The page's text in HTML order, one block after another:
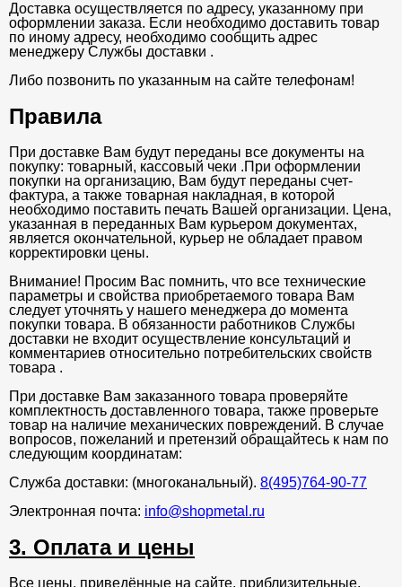
Доставка осуществляется по адресу, указанному при
оформлении заказа. Если необходимо доставить товар
по иному адресу, необходимо сообщить адрес
менеджеру Службы доставки .
Либо позвонить по указанным на сайте телефонам!
Правила
При доставке Вам будут переданы все документы на
покупку: товарный, кассовый чеки .При оформлении
покупки на организацию, Вам будут переданы счет-
фактура, а также товарная накладная, в которой
необходимо поставить печать Вашей организации. Цена,
указанная в переданных Вам курьером документах,
является окончательной, курьер не обладает правом
корректировки цены.
Внимание! Просим Вас помнить, что все технические
параметры и свойства приобретаемого товара Вам
следует уточнять у нашего менеджера до момента
покупки товара. В обязанности работников Службы
доставки не входит осуществление консультаций и
комментариев относительно потребительских свойств
товара .
При доставке Вам заказанного товара проверяйте
комплектность доставленного товара, также проверьте
товар на наличие механических повреждений. В случае
вопросов, пожеланий и претензий обращайтесь к нам по
следующим координатам:
Служба доставки: (многоканальный). 8(495)764-90-77
Электронная почта: info@shopmetal.ru
3. Оплата и цены
Все цены, приведённые на сайте, приблизительные.